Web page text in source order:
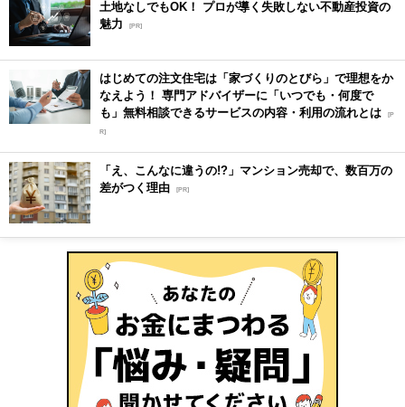
土地なしでもOK！ プロが導く失敗しない不動産投資の
魅力
[PR]
はじめての注文住宅は「家づくりのとびら」で理想をか
なえよう！ 専門アドバイザーに「いつでも・何度で
も」無料相談できるサービスの内容・利用の流れとは [P
R]
「え、こんなに違うの!?」マンション売却で、数百万の
差がつく理由 [PR]